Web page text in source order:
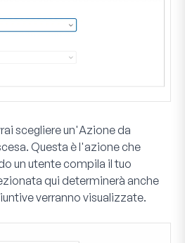
scegliere un'Azione da
Questa è l'azione che
un utente compila il tuo
qui determinerà anche
verranno visualizzate.